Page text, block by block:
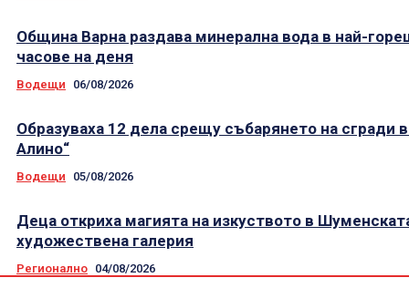
Община Варна раздава минерална вода в най-
часове на деня
Водещи 06/08/2026
Образуваха 12 дела срещу събарянето на сгради в
Алино“
Водещи 05/08/2026
Деца откриха магията на изкуството в
художествена галерия
Регионално 04/08/2026